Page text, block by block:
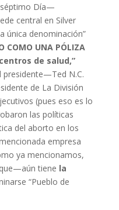
séptimo Día—
central en Silver
única denominación”
COMO UNA PÓLIZA
de salud,”
presidente—Ted N.C.
de La División
(pues eso es lo
las políticas
del aborto en los
empresa
ya mencionamos,
tiene la
“Pueblo de